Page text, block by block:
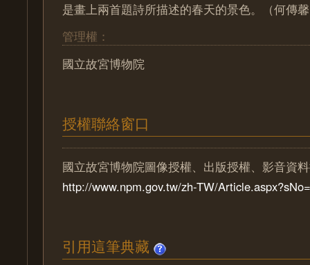
是畫上兩首題詩所描述的春天的景色。（何傳
管理權：
國立故宮博物院
授權聯絡窗口
國立故宮博物院圖像授權、出版授權、影音資
http://www.npm.gov.tw/zh-TW/
引用這筆典藏